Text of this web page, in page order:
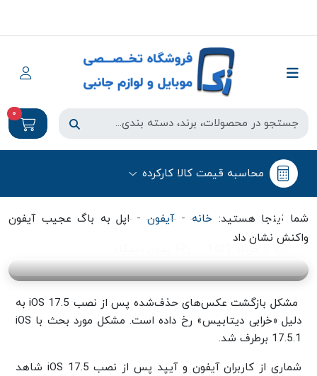
0
محاسبه قیمت کالا کارکرده
شما اینجا هستید: خانه-آیفون-اپل به باگ عجیب آیفون
واکنش نشان داد
آیفون
اپل به باگ عجیب آیفون واکنش نشان
داد
مشکل بازگشت عکس‌های حذف‌شده پس از نصب iOS 17.5 به
دلیل «خرابی دیتابیس» رخ داده است. مشکل مورد بحث با iOS
17.5.1 برطرف شد.
شماری از کاربران آیفون و آیپد پس از نصب iOS 17.5 شاهد